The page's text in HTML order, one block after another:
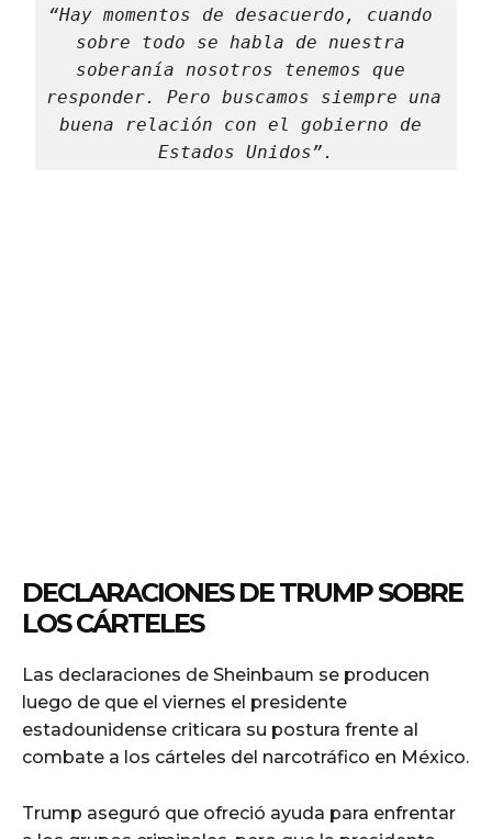
“Hay momentos de desacuerdo, cuando
sobre todo se habla de nuestra
soberanía nosotros tenemos que
responder. Pero buscamos siempre una
buena relación con el gobierno de
Estados Unidos”.
DECLARACIONES DE TRUMP SOBRE
LOS CÁRTELES
Las declaraciones de Sheinbaum se producen
luego de que el viernes el presidente
estadounidense criticara su postura frente al
combate a los cárteles del narcotráfico en México.
Trump aseguró que ofreció ayuda para enfrentar